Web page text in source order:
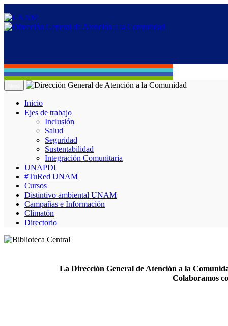
Inicio
Ejes de trabajo
Inclusión
Salud
Seguridad
Sustentabilidad
Integración Comunitaria
UNAPDI
#TuRed UNAM
Cursos
Distintivo ambiental UNAM
Campañas e Información
Climatón
Directorio
La Dirección General de Atención a la
Colaboramos